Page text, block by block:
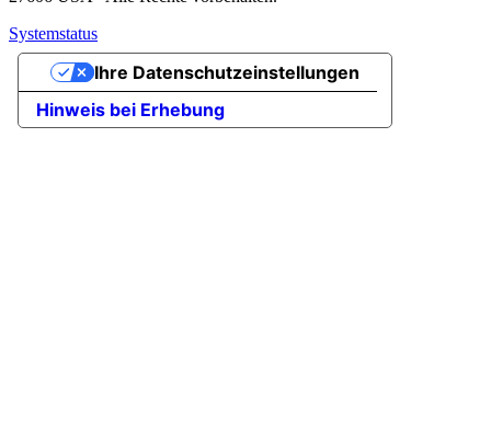
Systemstatus
Hinweis bei Erhebung
Ihre Datenschutzeinstellungen